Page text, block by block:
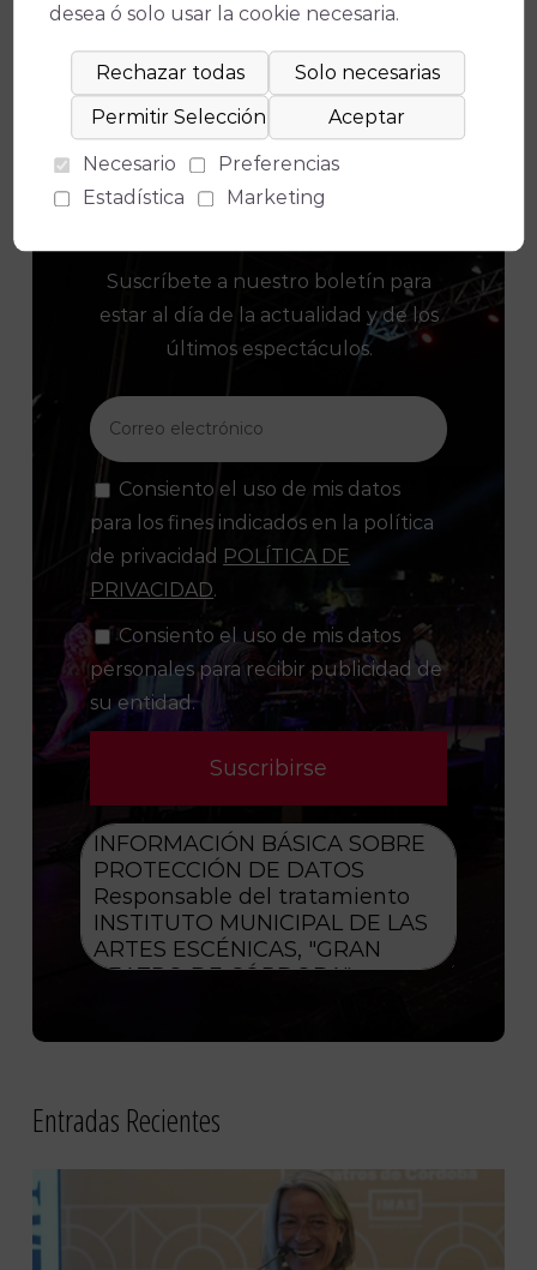
¡No te pierdas nada!
Suscríbete a nuestro boletín para
estar al día de la actualidad y de los
últimos espectáculos.
Consiento el uso de mis datos
para los fines indicados en la política
de privacidad POLÍTICA DE
PRIVACIDAD.
Consiento el uso de mis datos
personales para recibir publicidad de
su entidad.
Entradas Recientes
desea ó solo usar la cookie necesaria.
Necesario
Preferencias
Estadística
Marketing